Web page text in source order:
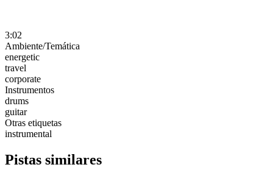
3:02
Ambiente/Temática
energetic
travel
corporate
Instrumentos
drums
guitar
Otras etiquetas
instrumental
Pistas similares